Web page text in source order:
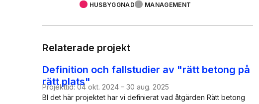
HUSBYGGNAD MANAGEMENT
Relaterade projekt
Definition och fallstudier av "rätt betong på
rätt plats"
Projekttid: 04 okt. 2024 – 30 aug. 2025
BI det här projektet har vi definierat vad åtgärden Rätt betong